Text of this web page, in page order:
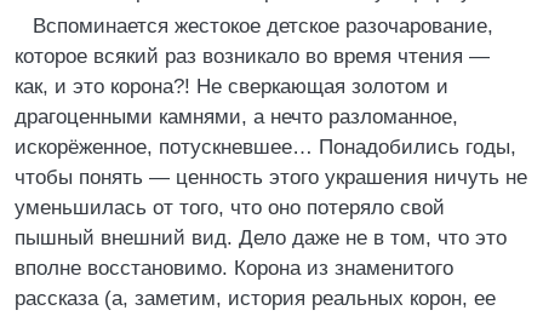
Вспоминается жестокое детское разочарование,
которое всякий раз возникало во время чтения —
как, и это корона?! Не сверкающая золотом и
драгоценными камнями, а нечто разломанное,
искорёженное, потускневшее… Понадобились годы,
чтобы понять — ценность этого украшения ничуть не
уменьшилась от того, что оно потеряло свой
пышный внешний вид. Дело даже не в том, что это
вполне восстановимо. Корона из знаменитого
рассказа (а, заметим, история реальных корон, ее